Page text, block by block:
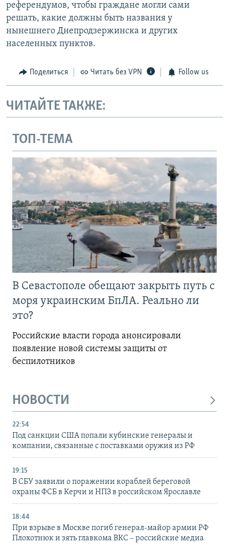
референдумов, чтобы граждане могли сами
решать, какие должны быть названия у
нынешнего Днепродзержинска и других
населенных пунктов.
Поделиться Читать без VPN Follow us
ЧИТАЙТЕ ТАКЖЕ:
ТОП-ТЕМА
В Севастополе обещают закрыть путь с
моря украинским БпЛА. Реально ли
это?
Российские власти города анонсировали
появление новой системы защиты от
беспилотников
НОВОСТИ
22:54
Под санкции США попали кубинские генералы и
компании, связанные с поставками оружия из РФ
19:15
В СБУ заявили о поражении кораблей береговой
охраны ФСБ в Керчи и НПЗ в российском Ярославле
18:44
При взрыве в Москве погиб генерал-майор армии РФ
Плохотнюк и зять главкома ВКС – российские медиа